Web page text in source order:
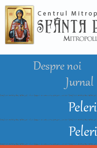
Despre noi
Jurnal